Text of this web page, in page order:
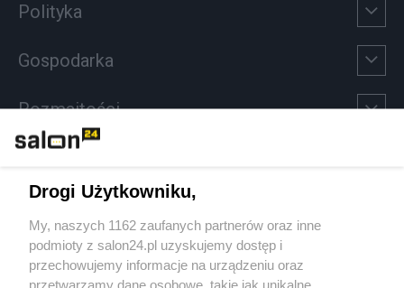
Polityka
Gospodarka
Rozmaitości
Sport
Społeczeństwo
Drogi Użytkowniku,
My, naszych 1162 zaufanych partnerów oraz inne
podmioty z salon24.pl uzyskujemy dostęp i
przechowujemy informacje na urządzeniu oraz
przetwarzamy dane osobowe, takie jak unikalne